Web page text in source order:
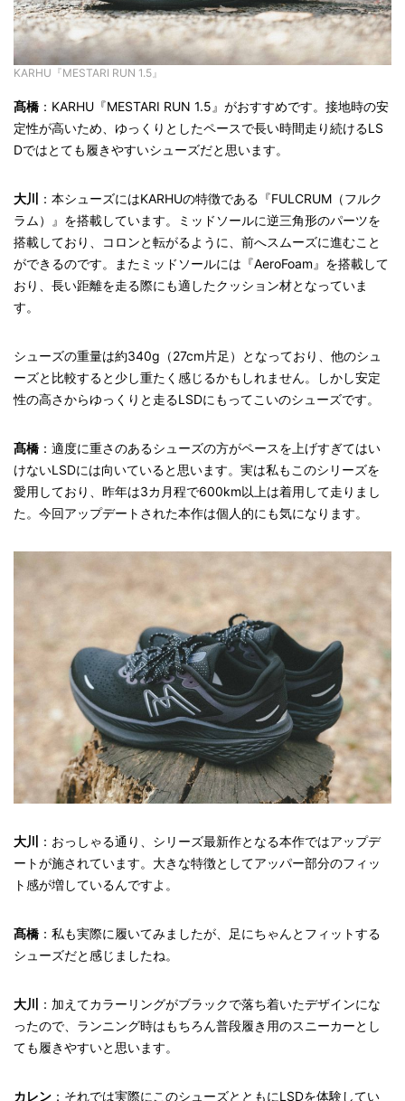
KARHU『MESTARI RUN 1.5』
髙橋 ：KARHU『MESTARI RUN 1.5』がおすすめです。接地時の安
定性が高いため、ゆっくりとしたペースで長い時間走り続けるLS
Dではとても履きやすいシューズだと思います。
大川
：本シューズにはKARHUの特徴である『FULCRUM（フルク
ラム）』を搭載しています。ミッドソールに逆三角形のパーツを
搭載しており、コロンと転がるように、前へスムーズに進むこと
ができるのです。またミッドソールには『AeroFoam』を搭載して
おり、長い距離を走る際にも適したクッション材となっていま
す。
シューズの重量は約340g（27cm片足）となっており、他のシュ
ーズと比較すると少し重たく感じるかもしれません。しかし安定
性の高さからゆっくりと走るLSDにもってこいのシューズです。
髙橋 ：適度に重さのあるシューズの方がペースを上げすぎてはい
けないLSDには向いていると思います。実は私もこのシリーズを
愛用しており、昨年は3カ月程で600km以上は着用して走りまし
た。今回アップデートされた本作は個人的にも気になります。
大川
：おっしゃる通り、シリーズ最新作となる本作ではアップデ
ートが施されています。大きな特徴としてアッパー部分のフィッ
ト感が増しているんですよ。
髙橋 ：私も実際に履いてみましたが、足にちゃんとフィットする
シューズだと感じましたね。
大川
：加えてカラーリングがブラックで落ち着いたデザインにな
ったので、ランニング時はもちろん普段履き用のスニーカーとし
ても履きやすいと思います。
カレン ：それでは実際にこのシューズとともにLSDを体験してい